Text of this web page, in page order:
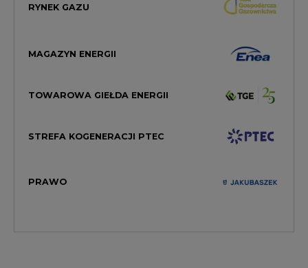
RYNEK GAZU
MAGAZYN ENERGII
TOWAROWA GIEŁDA ENERGII
STREFA KOGENERACJI PTEC
PRAWO